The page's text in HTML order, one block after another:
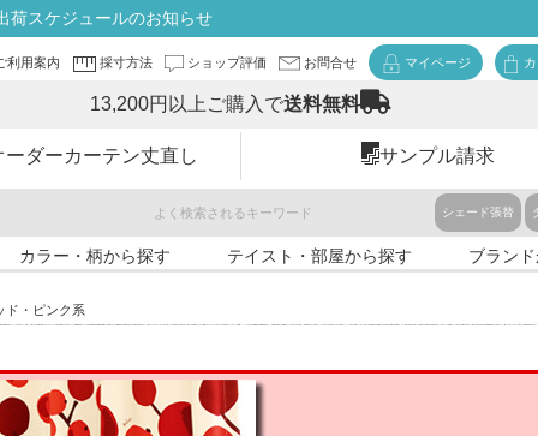
荷スケジュールのお知らせ
利用案内 採寸方法 ショップ評価 お問合せ マイページ
13,200円以上ご購入で送料無料
ーダーカーテン丈直し サンプル請求
よく検索されるキーワード シェード張替
カラー・柄から探す テイスト・部屋から探す ブラン
ド・ピンク系